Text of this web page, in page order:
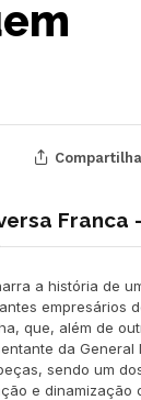
Franca
a história de
empresários
que, além de
da General
sendo um
e dinamização